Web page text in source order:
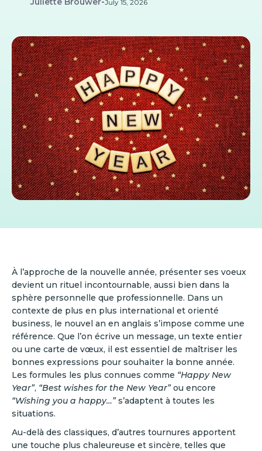
July 15, 2026
À l’approche de la nouvelle année, présenter ses voeux
devient un rituel incontournable, aussi bien dans la
sphère personnelle que professionnelle. Dans un
contexte de plus en plus international et orienté
business, le nouvel an en anglais s’impose comme une
référence. Que l’on écrive un message, un texte entier
ou une carte de vœux, il est essentiel de maîtriser les
bonnes expressions pour souhaiter la bonne année.
Les formules les plus connues comme “Happy New
Year”, “Best wishes for the New Year”ou encore
“Wishing you a happy…”s’adaptent à toutes les
situations.
Au-delà des classiques, d’autres tournures apportent
une touche plus chaleureuse et sincère, telles que